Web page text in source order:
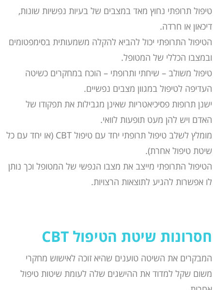
טיפול תרופתי נחוץ מאד במצבים של בעיות נפשיות שונות,
דיכאון או חרדה.
הטיפול התרופתי יכול להביא להקלה משמעותית בסימפטומים
ובמצבו הכללי של המטופל.
טיפול משולב – שיחתי ותרופתי – הוכח במחקרים כשיטה
העדיפה לטיפול במגוון מצבים נפשיים.
ישנן תרופות פסיכיאטריות שאינן מגבילות את תפקודו של
האדם ויש להן מעט תופעות לוואי.
מומלץ לשלב טיפול תרופתי יחד עם טיפול CBT (או יחד עם כל
שיטת טיפול אחרת).
הטיפול התרופתי מייצב את מצבו הנפשי של המטופל וכך נותן
לו אפשרות להגיע לתוצאות הרצויות.
חסרונות שיטת הטיפול CBT
המבקרים את השיטה טוענים שהיא זוכה לאישוש מחקרי
משום שקל למדוד את ההישגים שלה לעומת שיטות טיפול